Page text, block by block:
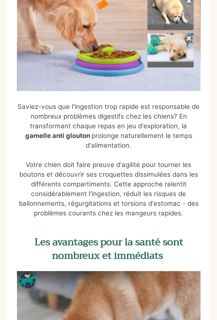
Saviez-vous que l'ingestion trop rapide est responsable de
nombreux problèmes digestifs chez les chiens? En
transformant chaque repas en jeu d'exploration, la
gamelle anti glouton prolonge naturellement le temps
d'alimentation.
Votre chien doit faire preuve d'agilité pour tourner les
boutons et découvrir ses croquettes dissimulées dans les
différents compartiments. Cette approche ralentit
considérablement l'ingestion, réduit les risques de
ballonnements, régurgitations et torsions d'estomac - des
problèmes courants chez les mangeurs rapides.
Les avantages pour la santé sont
nombreux et immédiats